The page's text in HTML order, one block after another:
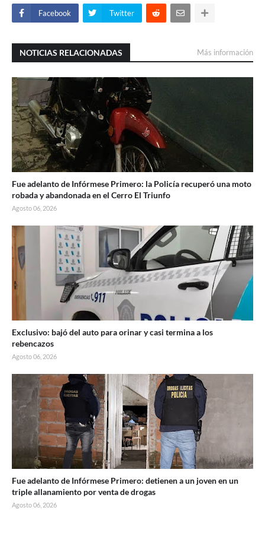
Facebook Twitter
NOTICIAS RELACIONADAS Más información
Fue adelanto de Infórmese Primero: la Policía recuperó una moto
robada y abandonada en el Cerro El Triunfo
Agosto 06, 2026
Exclusivo: bajó del auto para orinar y casi termina a los
rebencazos
Agosto 06, 2026
Fue adelanto de Infórmese Primero: detienen a un joven en un
triple allanamiento por venta de drogas
Agosto 06, 2026